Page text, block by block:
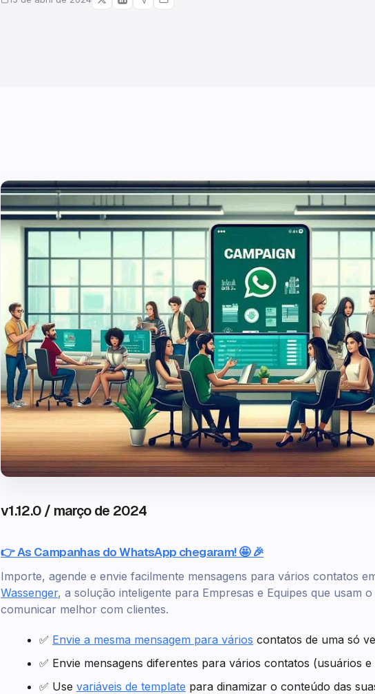
v1.12.0 / março de 2024
👉 As Campanhas do WhatsApp chegaram! 🤩 🎉
Importe, agende e envie facilmente mensagens para vários contatos
Wassenger, a solução inteligente para Empresas e Equipes que usam
comunicar melhor com clientes.
✅ Envie a mesma mensagem para vários contatos de uma só
✅ Envie mensagens diferentes para vários contatos (usuários
✅ Use variáveis de template para dinamizar o conteúdo das